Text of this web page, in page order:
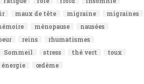
maux de tête migraine
migraines
ménopause
nausées
reins
rhumatismes
Sommeil stress thé vert
toux
énergie œdème